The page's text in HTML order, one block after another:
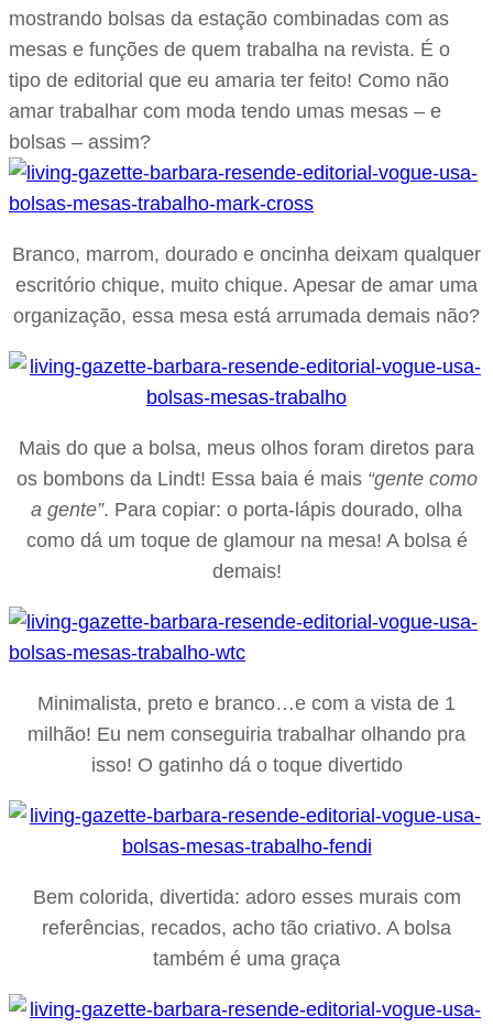
mostrando bolsas da estação combinadas com as
mesas e funções de quem trabalha na revista. É o
tipo de editorial que eu amaria ter feito! Como não
amar trabalhar com moda tendo umas mesas – e
bolsas – assim?
Branco, marrom, dourado e oncinha deixam qualquer
escritório chique, muito chique. Apesar de amar uma
organização, essa mesa está arrumada demais não?
Mais do que a bolsa, meus olhos foram diretos para
os bombons da Lindt! Essa baia é mais “gente como
a gente”. Para copiar: o porta-lápis dourado, olha
como dá um toque de glamour na mesa! A bolsa é
demais!
Minimalista, preto e branco…e com a vista de 1
milhão! Eu nem conseguiria trabalhar olhando pra
isso! O gatinho dá o toque divertido
Bem colorida, divertida: adoro esses murais com
referências, recados, acho tão criativo. A bolsa
também é uma graça